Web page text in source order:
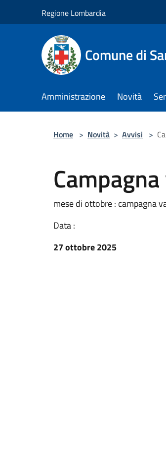
Regione Lombardia
Comune di
Amministrazione Novità
Home > Novità > Avvisi >
mese di ottobre : campagna
Data :
27 ottobre 2025